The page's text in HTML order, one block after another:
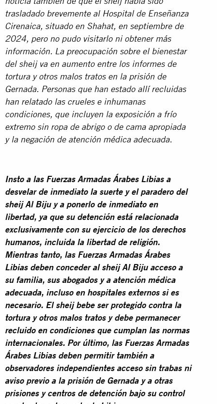
trasladado brevemente al Hospital de Enseñanza
Cirenaica, situado en Shahat, en septiembre de
2024, pero no pudo visitarlo ni obtener más
información. La preocupación sobre el bienestar
del sheij va en aumento entre los informes de
tortura y otros malos tratos en la prisión de
Gernada. Personas que han estado allí recluidas
han relatado las crueles e inhumanas
condiciones, que incluyen la exposición a frío
extremo sin ropa de abrigo o de cama apropiada
y la negación de atención médica adecuada.
Insto a las Fuerzas Armadas Árabes Libias a
desvelar de inmediato la suerte y el paradero del
sheij Al Biju y a ponerlo de inmediato en
libertad, ya que su detención está relacionada
exclusivamente con su ejercicio de los derechos
humanos, incluida la libertad de religión.
Mientras tanto, las Fuerzas Armadas Árabes
Libias deben conceder al sheij Al Biju acceso a
su familia, sus abogados y a atención médica
adecuada, incluso en hospitales externos si es
necesario. El sheij bebe serprotegido contra la
tortura y otros malos tratosy debe permanecer
recluido en condiciones que cumplan las normas
internacionales. Por último, las Fuerzas Armadas
Árabes Libias deben permitir también a
observadores independientes acceso sin trabas ni
aviso previo a la prisión de Gernada y a otras
prisiones y centros de detención bajo su control